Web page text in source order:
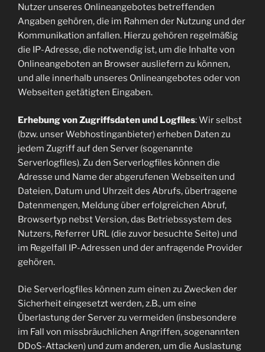
Nutzer unseres Onlineangebotes betreffenden
Angaben gehören, die im Rahmen der Nutzung und der
Kommunikation anfallen. Hierzu gehören regelmäßig
die IP-Adresse, die notwendig ist, um die Inhalte von
Onlineangeboten an Browser ausliefern zu können,
und alle innerhalb unseres Onlineangebotes oder von
Webseiten getätigten Eingaben.
Erhebung von Zugriffsdaten und Logfiles: Wir selbst
(bzw. unser Webhostinganbieter) erheben Daten zu
jedem Zugriff auf den Server (sogenannte
Serverlogfiles). Zu den Serverlogfiles können die
Adresse und Name der abgerufenen Webseiten und
Dateien, Datum und Uhrzeit des Abrufs, übertragene
Datenmengen, Meldung über erfolgreichen Abruf,
Browsertyp nebst Version, das Betriebssystem des
Nutzers, Referrer URL (die zuvor besuchte Seite) und
im Regelfall IP-Adressen und der anfragende Provider
gehören.
Die Serverlogfiles können zum einen zu Zwecken der
Sicherheit eingesetzt werden, z.B., um eine
Überlastung der Server zu vermeiden (insbesondere
im Fall von missbräuchlichen Angriffen, sogenannten
DDoS-Attacken) und zum anderen, um die Auslastung